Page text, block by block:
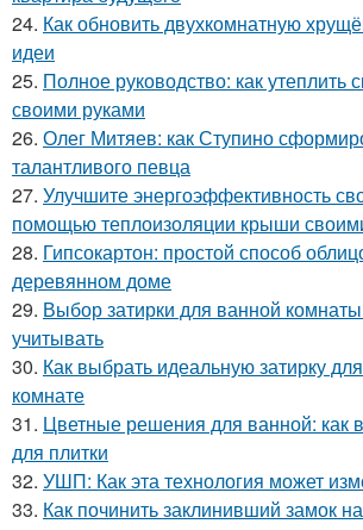
24. Как обновить двухкомнатную
идеи
25. Полное руководство: как утеплить
своими руками
26. Олег Митяев: как Ступино
талантливого певца
27. Улучшите энергоэффективность
помощью теплоизоляции крыши
28. Гипсокартон: простой способ
деревянном доме
29. Выбор затирки для ванной
учитывать
30. Как выбрать идеальную затирку
комнате
31. Цветные решения для ванной: как
для плитки
32. УШП: Как эта технология может
33. Как починить заклинивший замок